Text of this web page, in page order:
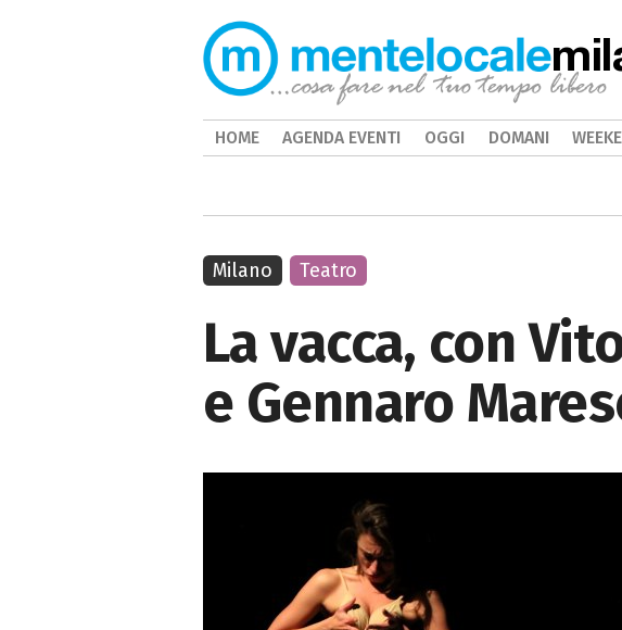
La vacca, con
e Gennaro
Milano Teatro
HOME AGENDA EVENTI OGGI DOMANI